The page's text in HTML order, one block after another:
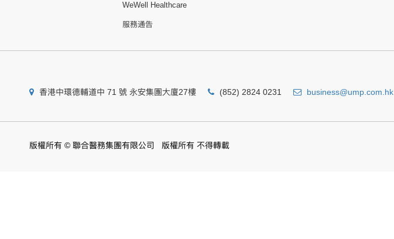
WeWell Healthcare
服務通告
香港中環德輔道中 71 號 永安集團大廈27樓 (852) 2824 0231 business@ump.com.hk
版權所有 © 聯合醫務集團有限公司 版權所有 不得轉載